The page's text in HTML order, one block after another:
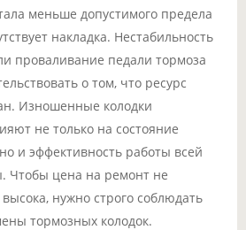
меньше допустимого предела
накладка. Нестабильность
проваливание педали тормоза
о том, что ресурс
Изношенные колодки
не только на состояние
и эффективность работы всей
Чтобы цена на ремонт не
нужно строго соблюдать
тормозных колодок.